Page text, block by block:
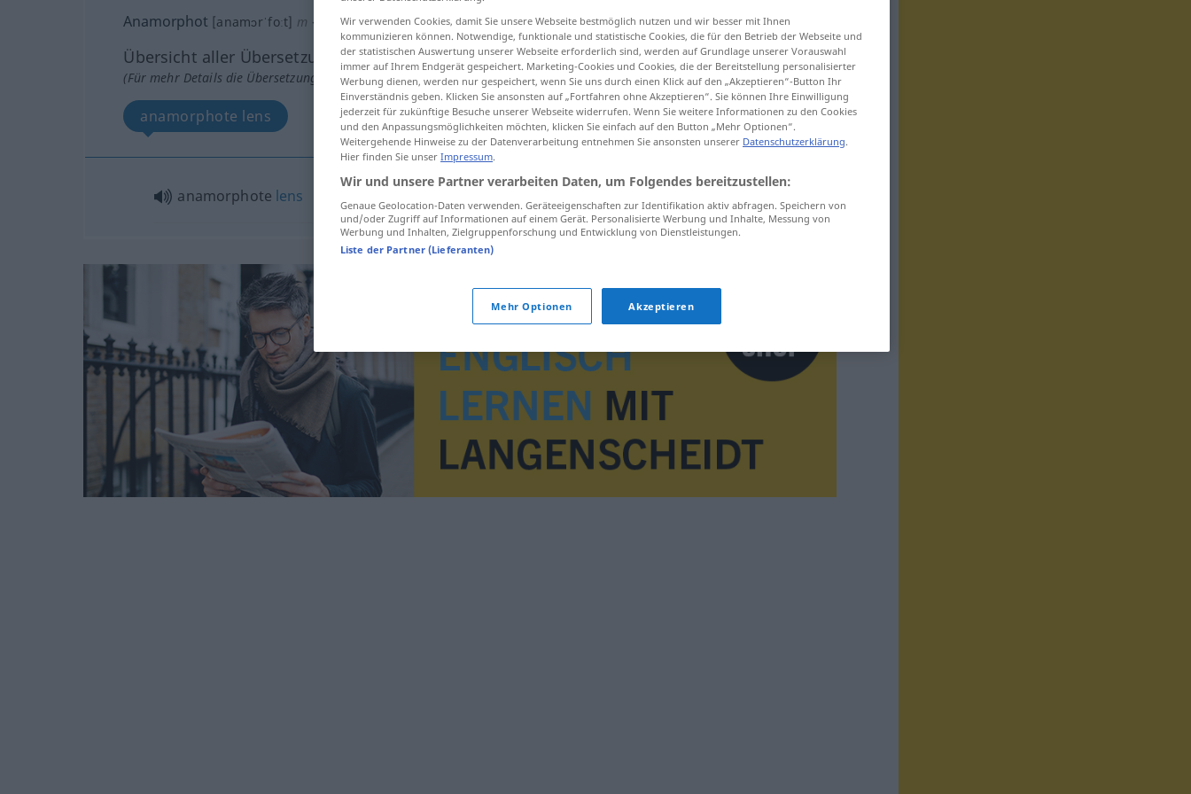
Anamorphot [anamɔrˈfoːt] m < Anamorphoten ;Anamorphoten>
Übersicht aller Übersetzungen
(Für mehr Details die Übersetzung anklicken/antippen)
anamorphote lens
anamorphote lens
Wir verwenden Cookies, damit Sie unsere Webseite bestmöglich nutzen und wir besser mit Ihnen
kommunizieren können. Notwendige, funktionale und statistische Cookies, die für den Betrieb der Webseite und
der statistischen Auswertung unserer Webseite erforderlich sind, werden auf Grundlage unserer Vorauswahl
immer auf Ihrem Endgerät gespeichert. Marketing-Cookies und Cookies, die der Bereitstellung personalisierter
Werbung dienen, werden nur gespeichert, wenn Sie uns durch einen Klick auf den „Akzeptieren“-Button Ihr
Einverständnis geben. Klicken Sie ansonsten auf „Fortfahren ohne Akzeptieren“. Sie können Ihre Einwilligung
jederzeit für zukünftige Besuche unserer Webseite widerrufen. Wenn Sie weitere Informationen zu den Cookies
und den Anpassungsmöglichkeiten möchten, klicken Sie einfach auf den Button „Mehr Optionen“.
Weitergehende Hinweise zu der Datenverarbeitung entnehmen Sie ansonsten unserer Datenschutzerklärung.
Hier finden Sie unser Impressum.
Wir und unsere Partner verarbeiten Daten, um Folgendes bereitzustellen:
Genaue Geolocation-Daten verwenden. Geräteeigenschaften zur Identifikation aktiv abfragen. Speichern von
und/oder Zugriff auf Informationen auf einem Gerät. Personalisierte Werbung und Inhalte, Messung von
Werbung und Inhalten, Zielgruppenforschung und Entwicklung von Dienstleistungen.
Liste der Partner (Lieferanten)
Mehr Optionen Akzeptieren